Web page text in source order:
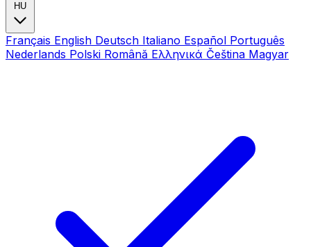
HU
Français English Deutsch Italiano Español Português
Nederlands Polski Română Ελληνικά Čeština Magyar